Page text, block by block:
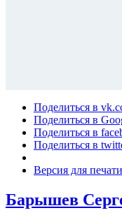
Поделиться в
Поделиться в
Поделиться в
Поделиться в
Версия для печати
Барышев